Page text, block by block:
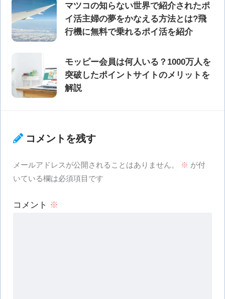
マツコの知らない世界で紹介されたポ
イ活主婦の夢をかなえる方法とは?飛
行機に無料で乗れるポイ活を紹介
モッピー会員は何人いる？1000万人を
突破したポイントサイトのメリットを
解説
コメントを残す
メールアドレスが公開されることはありません。 ※ が付
いている欄は必須項目です
コメント ※